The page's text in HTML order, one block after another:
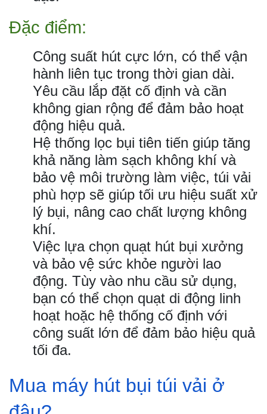
Đặc điểm:
Công suất hút cực lớn, có thể vận
hành liên tục trong thời gian dài.
Yêu cầu lắp đặt cố định và cần
không gian rộng để đảm bảo hoạt
động hiệu quả.
Hệ thống lọc bụi tiên tiến giúp tăng
khả năng làm sạch không khí và
bảo vệ môi trường làm việc, túi vải
phù hợp sẽ giúp tối ưu hiệu suất xử
lý bụi, nâng cao chất lượng không
khí.
Việc lựa chọn quạt hút bụi xưởng
và bảo vệ sức khỏe người lao
động. Tùy vào nhu cầu sử dụng,
bạn có thể chọn quạt di động linh
hoạt hoặc hệ thống cố định với
công suất lớn để đảm bảo hiệu quả
tối đa.
Mua máy hút bụi túi vải ở